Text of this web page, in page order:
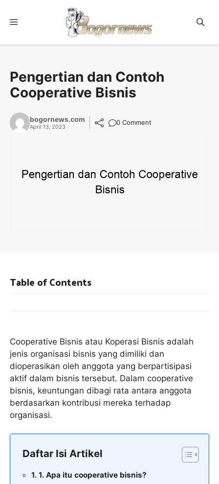
Menu
Pengertian dan Contoh
Cooperative Bisnis
bogornews.com
April 13, 2023
0 Comment
Cooperative Bisnis atau Koperasi Bisnis adalah
jenis organisasi bisnis yang dimiliki dan
dioperasikan oleh anggota yang berpartisipasi
aktif dalam bisnis tersebut. Dalam cooperative
bisnis, keuntungan dibagi rata antara anggota
berdasarkan kontribusi mereka terhadap
organisasi.
Daftar Isi Artikel
1. Apa itu cooperative bisnis?
Table of Contents